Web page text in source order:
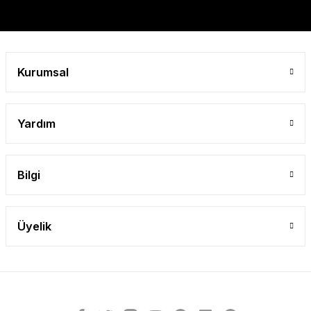
Kurumsal
Yardım
Bilgi
Üyelik